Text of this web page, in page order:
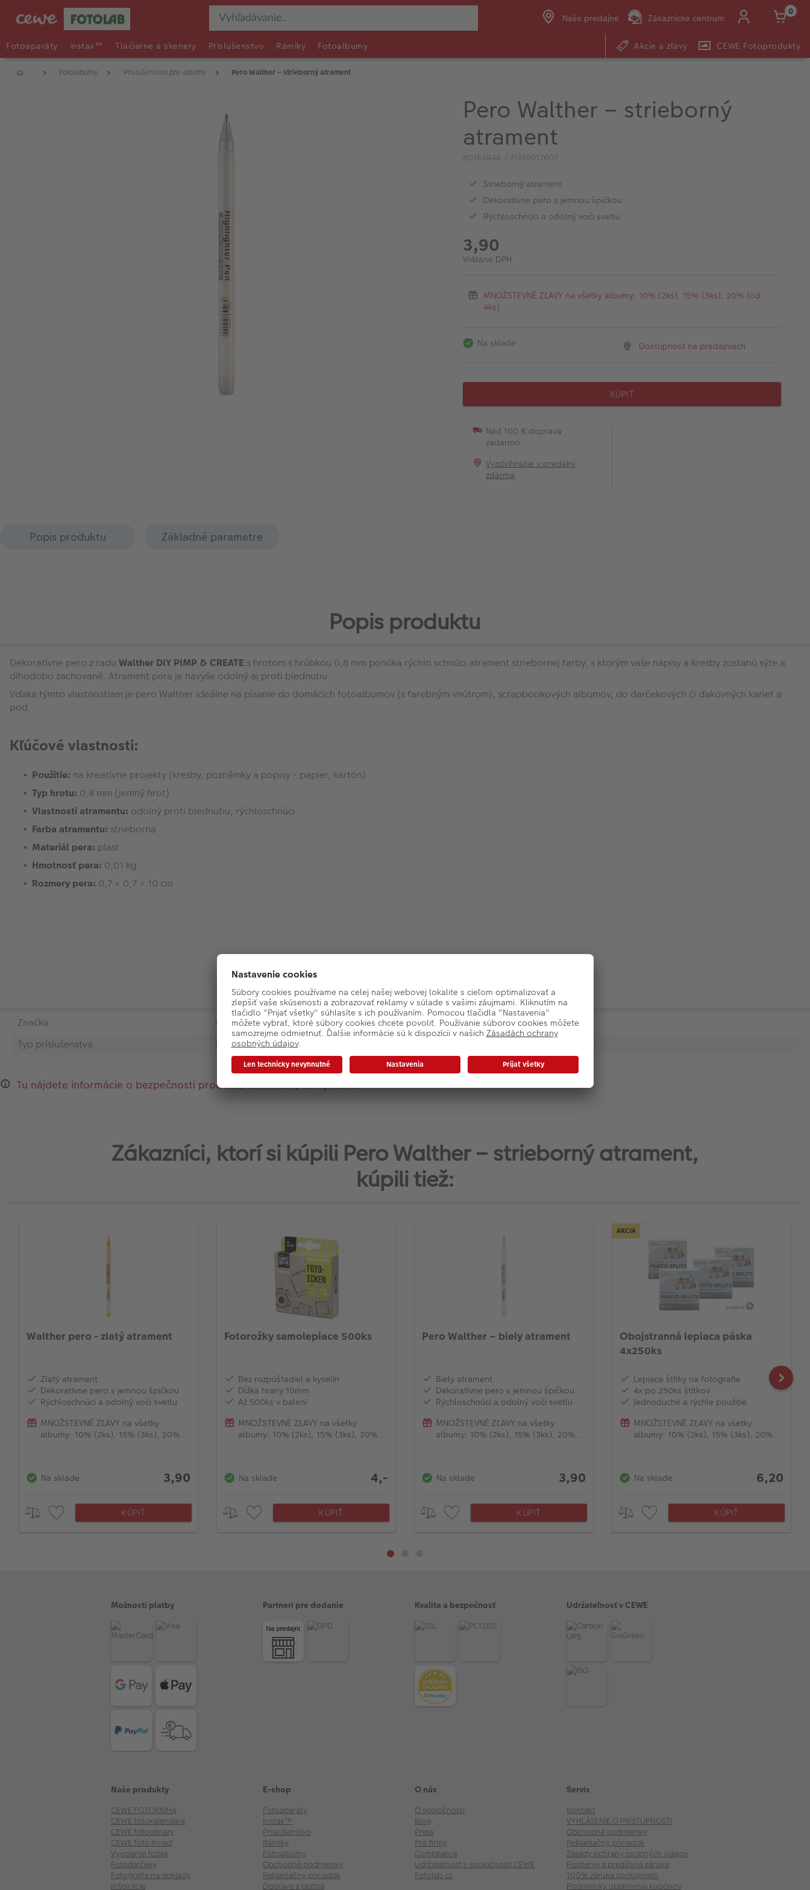
Naše predajne Zákaznícke centrum
0
Fotoaparáty instax™ Tlačiarne a skenery Príslušenstvo Rámiky Fotoalbumy Akcie a zľavy CEWE Fotoprodukty
Fotoalbumy Príslušenstvo pre albumy Pero Walther – strieborný atrament
Pero Walther – strieborný
atrament
80163848 / PIM5017607
Strieborný atrament
Dekoratívne pero s jemnou špičkou
Rýchloschnúci a odolný voči svetlu
3,90
Vrátane DPH
MNOŽSTEVNÉ ZĽAVY na všetky albumy: 10% (2ks), 15% (3ks), 20% (od
4ks)
Na sklade Dostupnosť na predajniach
KÚPIŤ
Nad 100 € doprava
zadarmo
Vyzdvihnutie v predajni
zdarma
Popis produktu Základné parametre
Popis produktu
Dekoratívne pero z radu Walther DIY PIMP & CREATE s hrotom s hrúbkou 0,8 mm ponúka rýchlo schnúci atrament striebornej farby, s ktorým vaše nápisy a kresby zostanú sýte a
dlhodobo zachované. Atrament pera je navyše odolný aj proti blednutiu.
Vďaka týmto vlastnostiam je pero Walther ideálne na písanie do domácich fotoalbumov (s farebným vnútrom), scrapbookových albumov, do darčekových či ďakovných kariet a
pod.
Kľúčové vlastnosti:
Použitie: na kreatívne projekty (kresby, poznámky a popisy - papier, kartón)
Typ hrotu: 0,8 mm (jemný hrot)
Vlastnosti atramentu: odolný proti blednutiu, rýchloschnúci
Farba atramentu: strieborna
Materiál pera: plast
Hmotnosť pera: 0,01 kg
Rozmery pera: 0,7 × 0,7 × 10 cm
Základné parametre
Značka:
Walther
Typ príslušenstva:
Popisovacie pero
Tu nájdete informácie o bezpečnosti produktu a kontakty na výrobcu.
Zákazníci, ktorí si kúpili Pero Walther – strieborný atrament,
kúpili tiež:
Walther pero - zlatý atrament
Zlatý atrament
Dekoratívne pero s jemnou špičkou
Rýchloschnúci a odolný voči svetlu
MNOŽSTEVNÉ ZĽAVY na všetky
albumy: 10% (2ks), 15% (3ks), 20%
Na sklade 3,90
KÚPIŤ
Fotorožky samolepiace 500ks
Bez rozpúštadiel a kyselín
Dĺžka hrany 10mm
Až 500ks v balení
MNOŽSTEVNÉ ZĽAVY na všetky
albumy: 10% (2ks), 15% (3ks), 20%
Na sklade 4,-
KÚPIŤ
Pero Walther – biely atrament
Biely atrament
Dekoratívne pero s jemnou špičkou
Rýchloschnúci a odolný voči svetlu
MNOŽSTEVNÉ ZĽAVY na všetky
albumy: 10% (2ks), 15% (3ks), 20%
Na sklade 3,90
KÚPIŤ
AKCIA
Obojstranná lepiaca páska
4x250ks
Lepiace štítky na fotografie
4x po 250ks štítkov
Jednoduché a rýchle použitie
MNOŽSTEVNÉ ZĽAVY na všetky
albumy: 10% (2ks), 15% (3ks), 20%
Na sklade 6,20
KÚPIŤ
Možnosti platby Partneri pre dodanie Kvalita a bezpečnosť Udržateľnosť v CEWE
Naše produkty
CEWE FOTOKNIHA
CEWE fotokalendáre
CEWE fotoobrazy
CEWE foto ihneď
Vyvolanie fotiek
Fotodarčeky
Fotografie na doklady
Inšpirácie
E-shop
Fotoaparáty
Instax™
Prislušenstvo
Rámiky
Fotoalbumy
Obchodné podmienky
Reklamačný poriadok
Doprava a platba
O nás
O spoločnosti
Blog
Press
Pre firmy
Compliance
Udržateľnosť v spoločnosti CEWE
Fotolab.cz
Servis
Kontakt
VYHLÁSENIE O PRÍSTUPNOSTI
Obchodné podmienky
Reklamačný poriadok
Zásady ochrany osobných údajov
Poistenie a predĺžená záruka
100% záruka spokojnosti
Podmienky uplatnenia kupónov